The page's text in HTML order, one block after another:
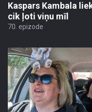
Kaspars Kambala
cik ļoti viņu mīl
70. epizode